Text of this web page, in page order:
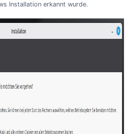
Installation erkannt wurde.